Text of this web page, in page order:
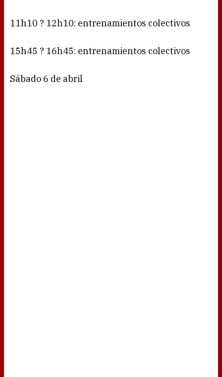
11h10 ? 12h10: entrenamientos colectivos
15h45 ? 16h45: entrenamientos colectivos
Sábado 6 de abril